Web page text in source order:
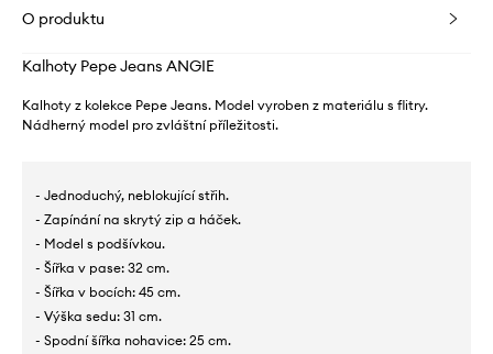
O produktu
Kalhoty Pepe Jeans ANGIE
Kalhoty z kolekce Pepe Jeans. Model vyroben z materiálu s flitry.
Nádherný model pro zvláštní příležitosti.
- Jednoduchý, neblokující střih.
- Zapínání na skrytý zip a háček.
- Model s podšívkou.
- Šířka v pase: 32 cm.
- Šířka v bocích: 45 cm.
- Výška sedu: 31 cm.
- Spodní šířka nohavice: 25 cm.